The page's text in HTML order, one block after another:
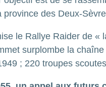
des Deux-
le Rallye Raider de «
surplombe la
; 220 troupes